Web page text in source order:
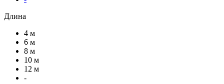
Длина
4 м
6 м
8 м
10 м
12 м
-